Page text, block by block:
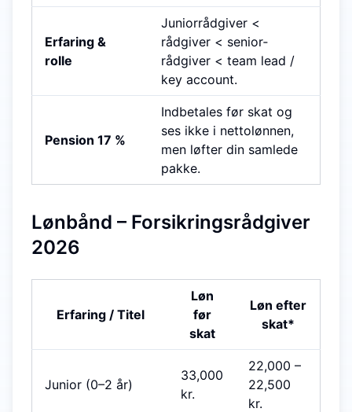
Erfaring &
rolle
Junior­rådgiver <
rådgiver < senior­
rådgiver < team lead /
key account.
Pension 17 %
Indbetales før skat og
ses ikke i nettolønnen,
men løfter din samlede
pakke.
Lønbånd – Forsikringsrådgiver
2026
Erfaring / Titel
Løn
før
skat
Løn efter
skat*
Junior (0–2 år)
33,000
kr.
22,000 –
22,500
kr.